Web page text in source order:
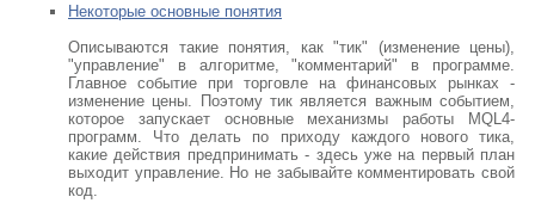
Некоторые основные понятия
Описываются такие понятия, как "тик" (изменение цены),
"управление" в алгоритме, "комментарий" в программе.
Главное событие при торговле на финансовых рынках -
изменение цены. Поэтому тик является важным событием,
которое запускает основные механизмы работы MQL4-
программ. Что делать по приходу каждого нового тика,
какие действия предпринимать - здесь уже на первый план
выходит управление. Но не забывайте комментировать свой
код.